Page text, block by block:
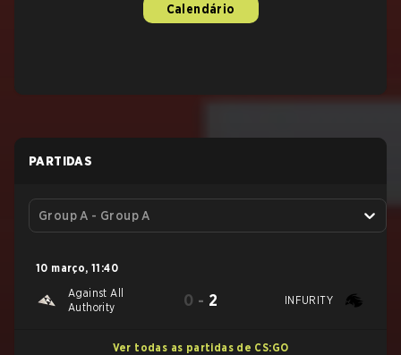
Calendário
PARTIDAS
Group A - Group A
10 março, 11:40
Against All
Authority
0 - 2 INFURITY
Ver todas as partidas de CS:GO